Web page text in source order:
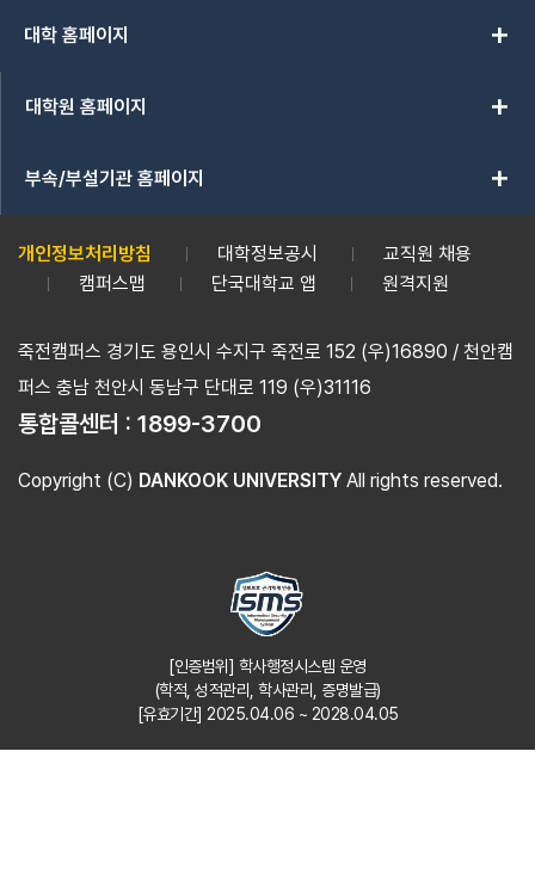
대학 홈페이지 add
대학원 홈페이지 add
부속/부설기관 홈페이지 add
개인정보처리방침 대학정보공시
교직원 채용
캠퍼스맵
단국대학교 앱 원격지원
죽전캠퍼스 경기도 용인시 수지구 죽전로 152 (우)16890 / 천안캠
퍼스 충남 천안시 동남구 단대로 119 (우)31116
통합콜센터 : 1899-3700
Copyright (C) DANKOOK UNIVERSITY All rights reserved.
[인증범위] 학사행정시스템 운영
(학적, 성적관리, 학사관리, 증명발급)
[유효기간] 2025.04.06 ~ 2028.04.05